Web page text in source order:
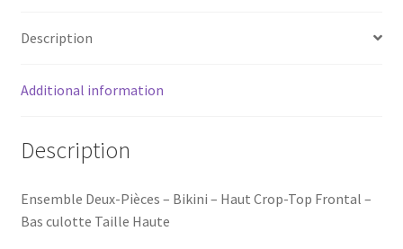
Description
Additional information
Description
Ensemble Deux-Pièces – Bikini – Haut Crop-Top Frontal –
Bas culotte Taille Haute